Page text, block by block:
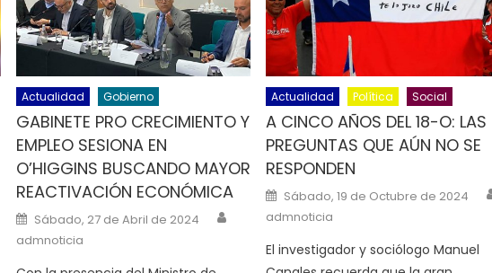
Author
Actualidad Gobierno
GABINETE PRO CRECIMIENTO Y
EMPLEO SESIONA EN
O’HIGGINS BUSCANDO MAYOR
REACTIVACIÓN ECONÓMICA
Posted on
Sábado, 27 de Abril de 2024 Author
admnoticia
Actualidad Política Social
A CINCO AÑOS DEL 18-O: LAS
PREGUNTAS QUE AÚN NO SE
RESPONDEN
Posted on
Sábado, 19 de Octubre de 2024
Author
admnoticia
El investigador y sociólogo Manuel